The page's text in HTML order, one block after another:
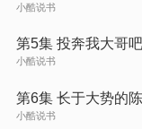
小酷说书
第5集 投奔我大哥
小酷说书
第6集 长于大势的陈
小酷说书